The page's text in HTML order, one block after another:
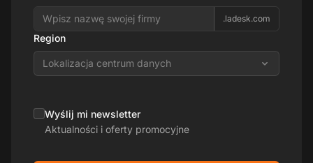
.ladesk.com
Region
Lokalizacja centrum danych
Wyślij mi newsletter
Aktualności i oferty promocyjne